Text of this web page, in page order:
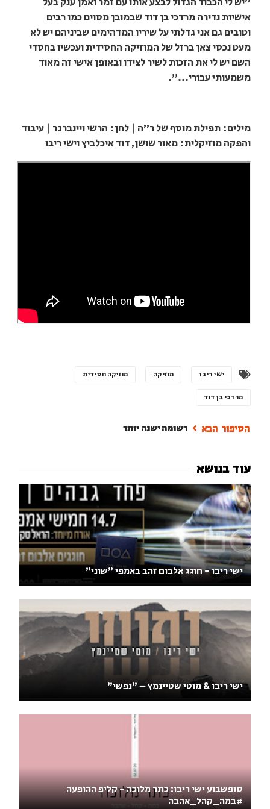
אישיות נדירה מרדכי בן דוד שבמובן מסוים כמו רבים
וטובים גם אני גדלתי על שיריו המדהימים שביניהם יש לא
מעט נכסי צאן ברזל של המוזיקה החסידית ועכשיו בחסדי
השם יש לי את הזכות לשיר לצידו ובאופן אישי זה מאוד
משמעותי עבורי...".
מילים: תפילת מוסף של ר"ה | לחן: הרשי ויינברגר | עיבוד
והפקה מוזיקלית: מאור שושן, דוד איכלביץ וישי ריבו
ישי ריבו מוזיקה מוזיקה חסידית
מרדכי בן דוד
רשומה ישנה יותר
ישי ריבו - חוגג אלבום זהב באמפי "שוני"
ישי ריבו & מוטי שטיינמץ – "נפשי"
סופשבוע ישי ריבו: כתר מלוכה - קליפ ההופעה
#במה_קהל_אהבה